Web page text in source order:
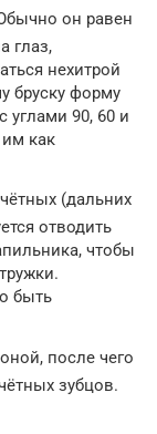
он равен
глаз,
нехитрой
бруску форму
углами 90, 60 и
им как
(дальних
отводить
чтобы
быть
после чего
зубцов.